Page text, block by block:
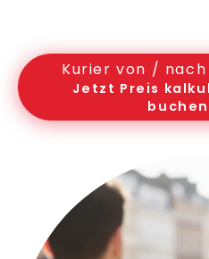
Kurier von /
Jetzt Preis